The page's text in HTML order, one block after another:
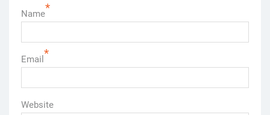
Name*
Email *
Website